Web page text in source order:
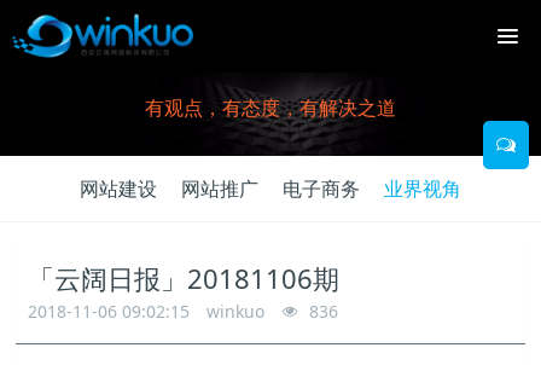
有观点，有态度，有解决之道
网站建设 网站推广 电子商务 业界视角
「云阔日报」20181106期
2018-11-06 09:02:15 winkuo 836